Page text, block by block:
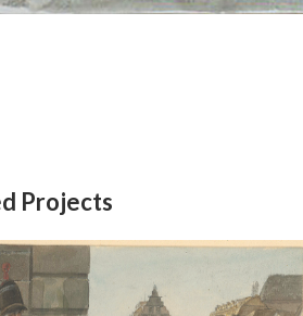
Projects